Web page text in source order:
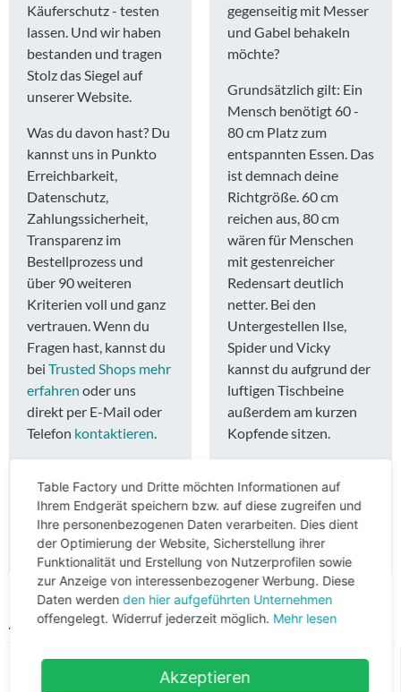
Käuferschutz - testen
lassen. Und wir haben
bestanden und tragen
Stolz das Siegel auf
unserer Website.
Was du davon hast? Du
kannst uns in Punkto
Erreichbarkeit,
Datenschutz,
Zahlungssicherheit,
Transparenz im
Bestellprozess und
über 90 weiteren
Kriterien voll und ganz
vertrauen. Wenn du
Fragen hast, kannst du
bei Trusted Shops mehr
erfahren oder uns
direkt per E-Mail oder
Telefon kontaktieren
gegenseitig mit Messer
und Gabel behakeln
möchte?
Grundsätzlich gilt: Ein
Mensch benötigt 60 -
80 cm Platz zum
entspannten Essen. Das
ist demnach deine
Richtgröße. 60 cm
reichen aus, 80 cm
wären für Menschen
mit gestenreicher
Redensart deutlich
netter. Bei den
Untergestellen Ilse,
Spider und Vicky
kannst du aufgrund der
luftigen Tischbeine
außerdem am kurzen
Kopfende sitzen.
natürlich nicht die
Breite deinerSitzmöbel
vergessen.
Ähnliche Produkte
Table Factory und Dritte möchten Informationen auf
Ihrem Endgerät speichern bzw. auf diese zugreifen und
Ihre personenbezogenen Daten verarbeiten. Dies dient
der Optimierung der Website, Sicherstellung ihrer
Funktionalität und Erstellung von Nutzerprofilen sowie
zur Anzeige von interessenbezogener Werbung. Diese
Daten werdenden hier aufgeführten Unternehmen
offengelegt. Widerruf jederzeit möglich. Mehr lesen
Akzeptieren